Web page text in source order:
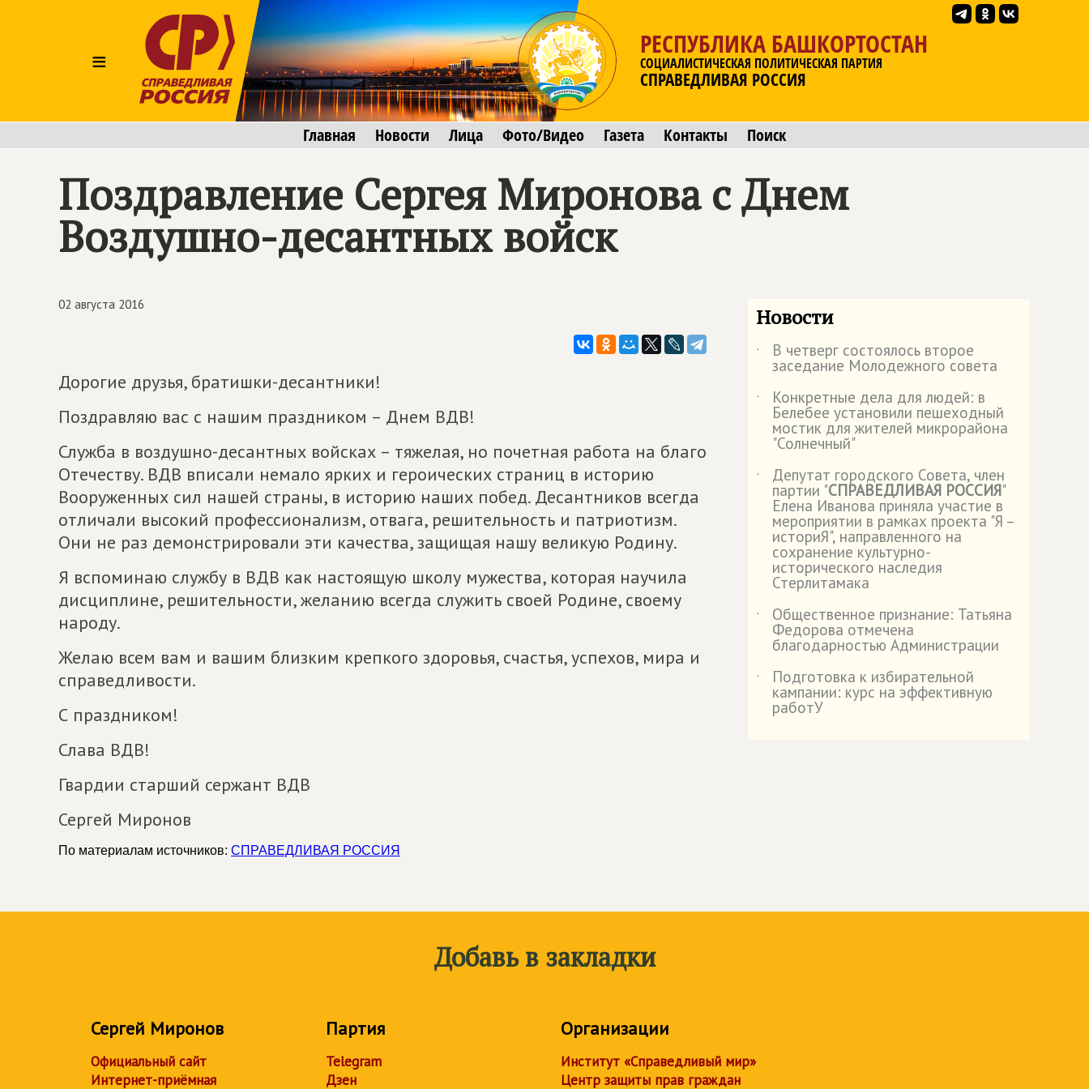
≡
РЕСПУБЛИКА БАШКОРТОСТАН
СОЦИАЛИСТИЧЕСКАЯ ПОЛИТИЧЕСКАЯ ПАРТИЯ
СПРАВЕДЛИВАЯ РОССИЯ
Главная Новости Лица Фото/Видео Газета Контакты Поиск
Поздравление Сергея Миронова с Днем
Воздушно-десантных войск
02 августа 2016
Дорогие друзья, братишки-десантники!
Поздравляю вас с нашим праздником – Днем ВДВ!
Служба в воздушно-десантных войсках – тяжелая, но почетная работа на благо
Отечеству. ВДВ вписали немало ярких и героических страниц в историю
Вооруженных сил нашей страны, в историю наших побед. Десантников всегда
отличали высокий профессионализм, отвага, решительность и патриотизм.
Они не раз демонстрировали эти качества, защищая нашу великую Родину.
Я вспоминаю службу в ВДВ как настоящую школу мужества, которая научила
дисциплине, решительности, желанию всегда служить своей Родине, своему
народу.
Желаю всем вам и вашим близким крепкого здоровья, счастья, успехов, мира и
справедливости.
С праздником!
Слава ВДВ!
Гвардии старший сержант ВДВ
Сергей Миронов
По материалам источников: СПРАВЕДЛИВАЯ РОССИЯ
Новости
˙ В четверг состоялось второе
заседание Молодежного совета
˙
Конкретные дела для людей: в
Белебее установили пешеходный
мостик для жителей микрорайона
"Солнечный"
˙
Депутат городского Совета, член
партии "СПРАВЕДЛИВАЯ РОССИЯ"
Елена Иванова приняла участие в
мероприятии в рамках проекта "Я –
историЯ", направленного на
сохранение культурно-
исторического наследия
Стерлитамака
˙
Общественное признание: Татьяна
Федорова отмечена
благодарностью Администрации
˙
Подготовка к избирательной
кампании: курс на эффективную
работУ
Добавь в закладки
Сергей Миронов
Официальный сайт
Интернет-приёмная
Партия
Telegram
Дзен
Организации
Институт «Справедливый мир»
Центр защиты прав граждан